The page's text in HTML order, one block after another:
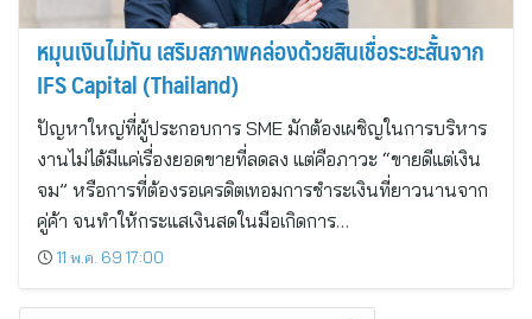
หมุนเงินไม่ทัน เสริมสภาพคล่องด้วยสินเชื่อระยะสั้นจาก
IFS Capital (Thailand)
ปัญหาใหญ่ที่ผู้ประกอบการ SME มักต้องเผชิญในการบริหาร
งานไม่ได้มีแค่เรื่องยอดขายที่ลดลง แต่คือภาวะ “ขายดีแต่เงิน
จม” หรือการที่ต้องรอเครดิตเทอมการชำระเงินที่ยาวนานจาก
คู่ค้า จนทำให้กระแสเงินสดในมือเกิดการ…
11 พ.ค. 69 17:00